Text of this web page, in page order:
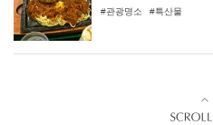
관광명소 특산물